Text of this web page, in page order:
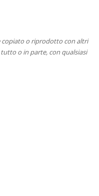
copiato o riprodotto con altri
o in parte, con qualsiasi